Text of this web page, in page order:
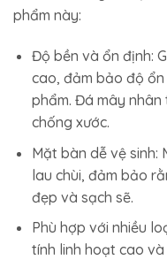
phẩm này:
Độ bền và ổn định:
cao, đảm bảo độ
phẩm. Đá mây
chống xước.
Mặt bàn dễ vệ sinh:
lau chùi, đảm bảo
đẹp và sạch sẽ.
Phù hợp với nhiều
tính linh hoạt cao